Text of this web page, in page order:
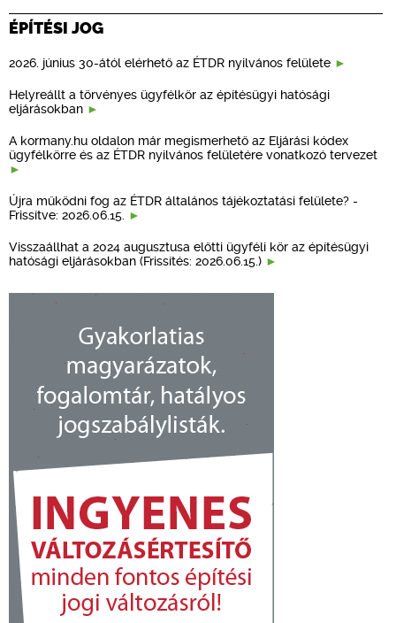
ÉPÍTÉSI JOG
2026. június 30-ától elérhető az ÉTDR nyilvános felülete
Helyreállt a törvényes ügyfélkör az építésügyi hatósági
eljárásokban
A kormany.hu oldalon már megismerhető az Eljárási kódex
ügyfélkörre és az ÉTDR nyilvános felületére vonatkozó tervezet
Újra működni fog az ÉTDR általános tájékoztatási felülete? -
Frissítve: 2026.06.15.
Visszaállhat a 2024 augusztusa előtti ügyféli kör az építésügyi
hatósági eljárásokban (Frissítés: 2026.06.15.)